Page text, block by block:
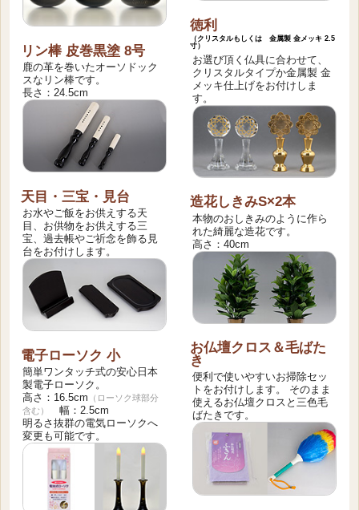
リン棒 皮巻黒塗 8号
鹿の革を巻いたオーソドック
スなリン棒です。
長さ：24.5cm
天目・三宝・見台
お水やご飯をお供えする天
目、お供物をお供えする三
宝、過去帳やご祈念を飾る見
台をお付けします。
電子ローソク 小
簡単ワンタッチ式の安心日本
製電子ローソク。
高さ：16.5cm （ローソク球部分
含む）
幅：2.5cm
明るさ抜群の電気ローソクへ
変更も可能です。
徳利
（クリスタルもしくは 金属製 金メッキ 2.5
寸）
お選び頂く仏具に合わせて、
クリスタルタイプか金属製 金
メッキ仕上げをお付けしま
す。
造花しきみS×2本
本物のおしきみのように作ら
れた綺麗な造花です。
高さ：40cm
お仏壇クロス＆毛ばた
き
便利で使いやすいお掃除セッ
トをお付けします。 そのまま
使えるお仏壇クロスと三色毛
ばたきです。